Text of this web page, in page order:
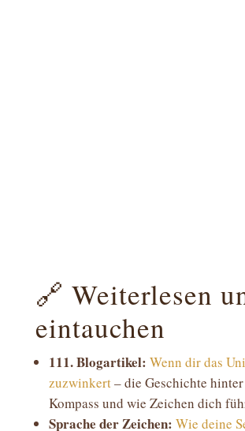
🔗 Weiterlesen
eintauchen
111. Blogartikel: Wenn dir das
zuzwinkert– die Geschichte hinter
Kompass und wie Zeichen dich
Sprache der Zeichen: Wie deine